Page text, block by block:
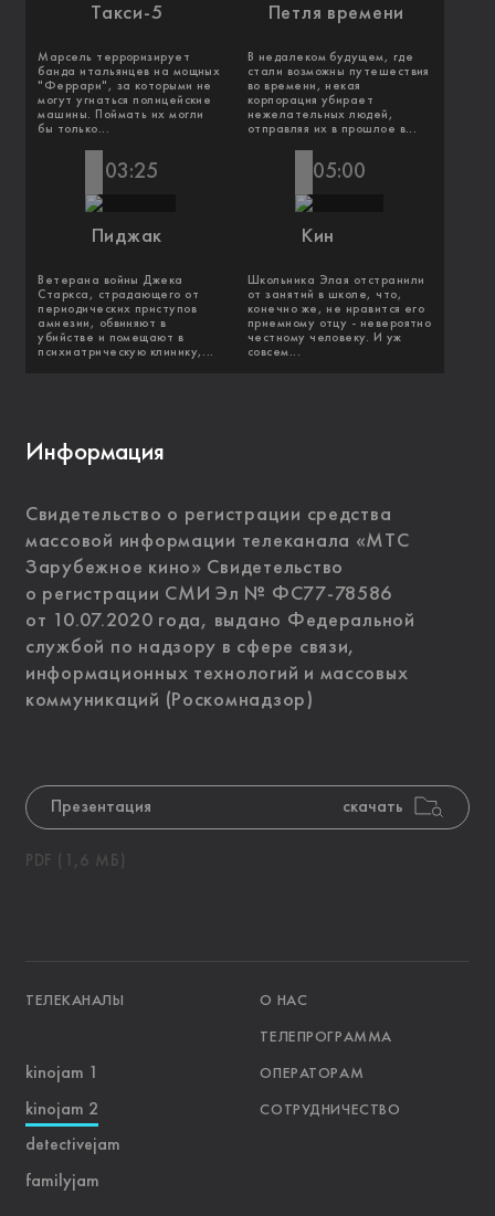
Такси-5
Марсель терроризирует
банда итальянцев на мощных
"Феррари", за которыми не
могут угнаться полицейские
машины. Поймать их могли
бы только...
Петля времени
В недалеком будущем, где
стали возможны путешествия
во времени, некая
корпорация убирает
нежелательных людей,
отправляя их в прошлое в...
03:25
Пиджак
Ветерана войны Джека
Старкса, страдающего от
периодических приступов
амнезии, обвиняют в
убийстве и помещают в
психиатрическую клинику,...
05:00
Кин
Школьника Элая отстранили
от занятий в школе, что,
конечно же, не нравится его
приемному отцу - невероятно
честному человеку. И уж
совсем...
Информация
Свидетельство о регистрации средства
массовой информации телеканала «МТС
Зарубежное кино» Свидетельство
о регистрации СМИ Эл № ФС77-78586
от 10.07.2020 года, выдано Федеральной
службой по надзору в сфере связи,
информационных технологий и массовых
коммуникаций (Роскомнадзор)
Презентация скачать
PDF (1,6 МБ)
ТЕЛЕКАНАЛЫ О НАС
ТЕЛЕПРОГРАММА
ОПЕРАТОРАМ
СОТРУДНИЧЕСТВО
kinojam 1
kinojam 2
detectivejam
familyjam